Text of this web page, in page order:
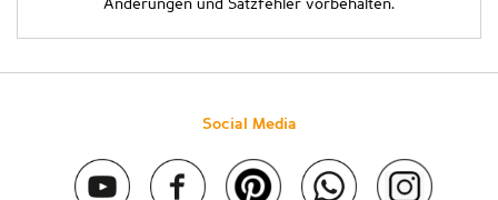
Änderungen und Satzfehler vorbehalten.
Social Media